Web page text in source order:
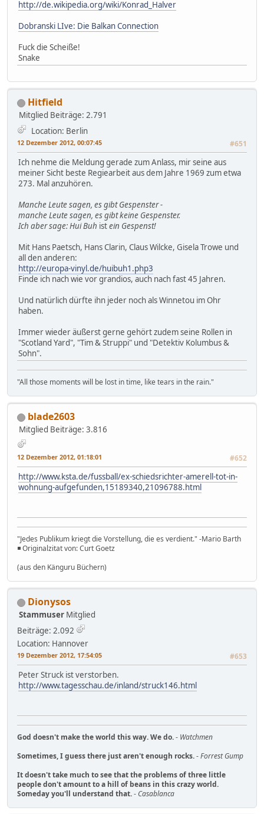
http://de.wikipedia.org/wiki/Konrad_Halver
Dobranski LIve: Die Balkan Connection
Fuck die Scheiße!
Snake
Hitfield
Mitglied Beiträge: 2.791
Location: Berlin
12 Dezember 2012, 00:07:45 #651
Ich nehme die Meldung gerade zum Anlass, mir seine aus
meiner Sicht beste Regiearbeit aus dem Jahre 1969 zum etwa
273. Mal anzuhören.
Manche Leute sagen, es gibt Gespenster -
manche Leute sagen, es gibt keine Gespenster.
Ich aber sage: Hui Buh istein Gespenst!
Mit Hans Paetsch, Hans Clarin, Claus Wilcke, Gisela Trowe und
all den anderen:
http://europa-vinyl.de/huibuh1.php3
Finde ich nach wie vor grandios, auch nach fast 45 Jahren.
Und natürlich dürfte ihn jeder noch als Winnetou im Ohr
haben.
Immer wieder äußerst gerne gehört zudem seine Rollen in
"Scotland Yard", "Tim & Struppi" und "Detektiv Kolumbus &
Sohn".
"All those moments will be lost in time, like tears in the rain."
blade2603
Mitglied Beiträge: 3.816
12 Dezember 2012, 01:18:01 #652
http://www.ksta.de/fussball/ex-schiedsrichter-amerell-tot-in-
wohnung-aufgefunden,15189340,21096788.html
"Jedes Publikum kriegt die Vorstellung, die es verdient." -Mario Barth
◾ Originalzitat von: Curt Goetz
(aus den Känguru Büchern)
Dionysos
Stammuser Mitglied
Beiträge: 2.092
Location: Hannover
19 Dezember 2012, 17:54:05 #653
Peter Struck ist verstorben.
http://www.tagesschau.de/inland/struck146.html
God doesn't make the world this way. We do.- Watchmen
Sometimes, I guess there just aren't enough rocks.-Forrest Gump
It doesn't take much to see that the problems of three little
people don't amount to a hill of beans in this crazy world.
Someday you'll understand that.- Casablanca